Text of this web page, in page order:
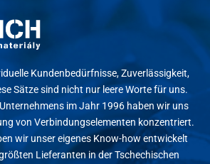
Kundenbedürfnisse, Zuverlässigkeit,
Sätze sind nicht nur leere Worte für uns.
im Jahr 1996 haben wir uns
von Verbindungselementen konzentriert.
wir unser eigenes Know-how entwickelt
Lieferanten in der Tschechischen